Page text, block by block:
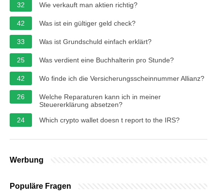
32 Wie verkauft man aktien richtig?
42 Was ist ein gültiger geld check?
33 Was ist Grundschuld einfach erklärt?
25 Was verdient eine Buchhalterin pro Stunde?
42 Wo finde ich die Versicherungsscheinnummer Allianz?
26
Welche Reparaturen kann ich in meiner
Steuererklärung absetzen?
24
Which crypto wallet doesn t report to the IRS?
Werbung
Populäre Fragen